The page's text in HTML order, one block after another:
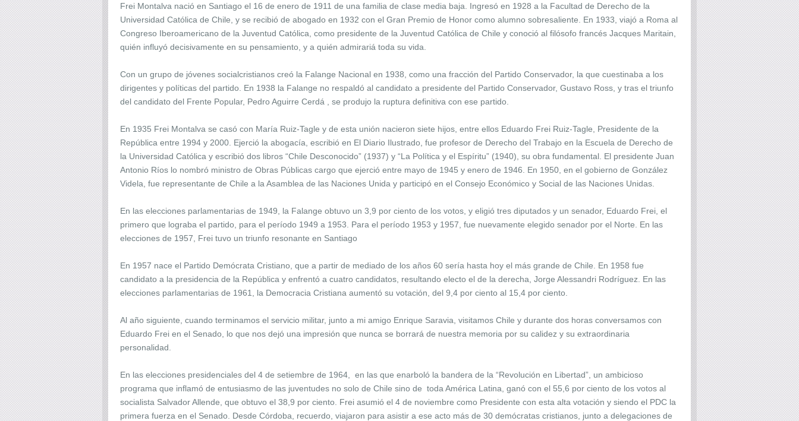
Frei Montalva nació en Santiago el 16 de enero de 1911 de una familia de clase media baja. Ingresó en 1928 a la Facultad de Derecho de la
Universidad Católica de Chile, y se recibió de abogado en 1932 con el Gran Premio de Honor como alumno sobresaliente. En 1933, viajó a Roma al
Congreso Iberoamericano de la Juventud Católica, como presidente de la Juventud Católica de Chile y conoció al filósofo francés Jacques Maritain,
quién influyó decisivamente en su pensamiento, y a quién admirariá toda su vida.
Con un grupo de jóvenes socialcristianos creó la Falange Nacional en 1938, como una fracción del Partido Conservador, la que cuestinaba a los
dirigentes y políticas del partido. En 1938 la Falange no respaldó al candidato a presidente del Partido Conservador, Gustavo Ross, y tras el triunfo
del candidato del Frente Popular, Pedro Aguirre Cerdá , se produjo la ruptura definitiva con ese partido.
En 1935 Frei Montalva se casó con María Ruiz-Tagle y de esta unión nacieron siete hijos, entre ellos Eduardo Frei Ruiz-Tagle, Presidente de la
República entre 1994 y 2000. Ejerció la abogacía, escribió en El Diario Ilustrado, fue profesor de Derecho del Trabajo en la Escuela de Derecho de
la Universidad Católica y escribió dos libros “Chile Desconocido” (1937) y “La Política y el Espíritu” (1940), su obra fundamental. El presidente Juan
Antonio Ríos lo nombró ministro de Obras Públicas cargo que ejerció entre mayo de 1945 y enero de 1946. En 1950, en el gobierno de González
Videla, fue representante de Chile a la Asamblea de las Naciones Unida y participó en el Consejo Económico y Social de las Naciones Unidas.
En las elecciones parlamentarias de 1949, la Falange obtuvo un 3,9 por ciento de los votos, y eligió tres diputados y un senador, Eduardo Frei, el
primero que lograba el partido, para el período 1949 a 1953. Para el período 1953 y 1957, fue nuevamente elegido senador por el Norte. En las
elecciones de 1957, Frei tuvo un triunfo resonante en Santiago
En 1957 nace el Partido Demócrata Cristiano, que a partir de mediado de los años 60 sería hasta hoy el más grande de Chile. En 1958 fue
candidato a la presidencia de la República y enfrentó a cuatro candidatos, resultando electo el de la derecha, Jorge Alessandri Rodríguez. En las
elecciones parlamentarias de 1961, la Democracia Cristiana aumentó su votación, del 9,4 por ciento al 15,4 por ciento.
Al año siguiente, cuando terminamos el servicio militar, junto a mi amigo Enrique Saravia, visitamos Chile y durante dos horas conversamos con
Eduardo Frei en el Senado, lo que nos dejó una impresión que nunca se borrará de nuestra memoria por su calidez y su extraordinaria
personalidad.
En las elecciones presidenciales del 4 de setiembre de 1964, en las que enarboló la bandera de la “Revolución en Libertad”, un ambicioso
programa que inflamó de entusiasmo de las juventudes no solo de Chile sino de toda América Latina, ganó con el 55,6 por ciento de los votos al
socialista Salvador Allende, que obtuvo el 38,9 por ciento. Frei asumió el 4 de noviembre como Presidente con esta alta votación y siendo el PDC la
primera fuerza en el Senado. Desde Córdoba, recuerdo, viajaron para asistir a ese acto más de 30 demócratas cristianos, junto a delegaciones de